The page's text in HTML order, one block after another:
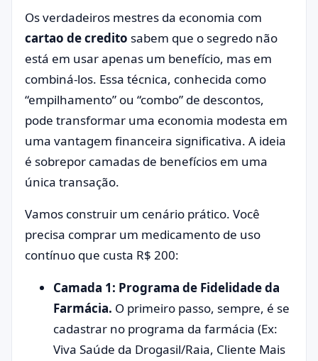
Os verdadeiros mestres da economia com
cartao de credito sabem que o segredo não
está em usar apenas um benefício, mas em
combiná-los. Essa técnica, conhecida como
“empilhamento” ou “combo” de descontos,
pode transformar uma economia modesta em
uma vantagem financeira significativa. A ideia
é sobrepor camadas de benefícios em uma
única transação.
Vamos construir um cenário prático. Você
precisa comprar um medicamento de uso
contínuo que custa R$ 200:
Camada 1: Programa de Fidelidade da
Farmácia. O primeiro passo, sempre, é se
cadastrar no programa da farmácia (Ex:
Viva Saúde da Drogasil/Raia, Cliente Mais